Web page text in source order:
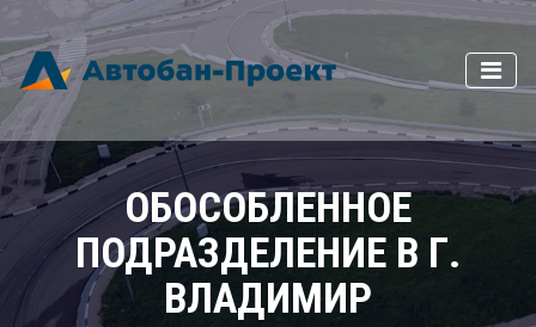
ОБОСОБЛЕННОЕ
ПОДРАЗДЕЛЕНИЕ В Г.
ВЛАДИМИР